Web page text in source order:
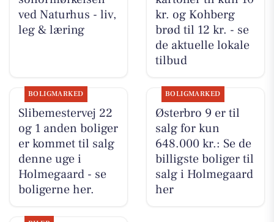
ved Naturhus - liv,
leg & læring
kr. og Kohberg
brød til 12 kr. - se
de aktuelle lokale
tilbud
BOLIGMARKED
Slibemestervej 22
og 1 anden boliger
er kommet til salg
denne uge i
Holmegaard - se
boligerne her.
BOLIGMARKED
Østerbro 9 er til
salg for kun
648.000 kr.: Se de
billigste boliger til
salg i Holmegaard
her